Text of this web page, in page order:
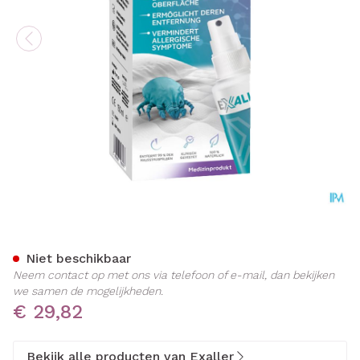
€ 29,82
Niet beschikbaar
Neem contact op met ons via telefoon of e-mail, dan bekijken
we samen de mogelijkheden.
Bekijk alle producten van Exaller